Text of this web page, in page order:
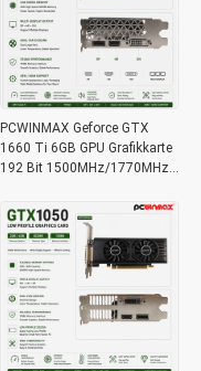
PCWINMAX Geforce GTX
1660 Ti 6GB GPU Grafikkarte
192 Bit 1500MHz/1770MHz